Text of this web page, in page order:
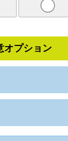
オプション